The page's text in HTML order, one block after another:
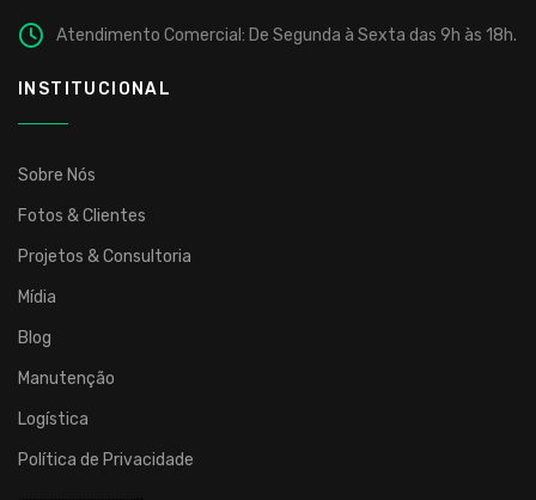
Atendimento Comercial: De Segunda à Sexta das 9h às 18h.
INSTITUCIONAL
Sobre Nós
Fotos & Clientes
Projetos & Consultoria
Mídia
Blog
Manutenção
Logística
Política de Privacidade